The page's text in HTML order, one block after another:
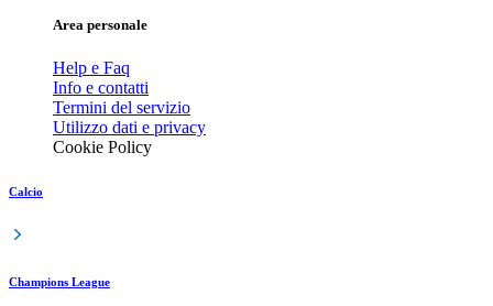
Area personale
Help e Faq
Info e contatti
Termini del servizio
Utilizzo dati e privacy
Cookie Policy
Calcio
Champions League